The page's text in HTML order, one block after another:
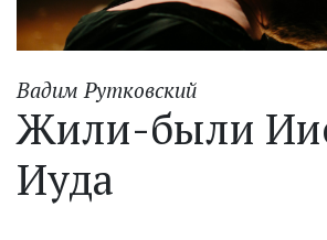
Вадим Рутковский
Жили-были
Иуда